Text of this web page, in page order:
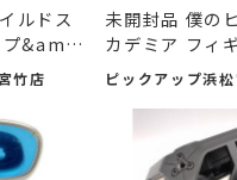
ルドス
プ&amp;
竹店
未開封品 僕の
カデミア フィ
番...
ピックアップ浜